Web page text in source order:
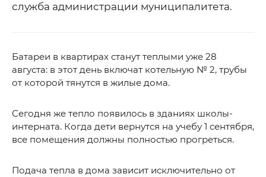
служба администрации муниципалитета.
Батареи в квартирах станут теплыми уже 28
августа: в этот день включат котельную № 2, трубы
от которой тянутся в жилые дома.
Сегодня же тепло появилось в зданиях школы-
интерната. Когда дети вернутся на учебу 1 сентября,
все помещения должны полностью прогреться.
Подача тепла в дома зависит исключительно от